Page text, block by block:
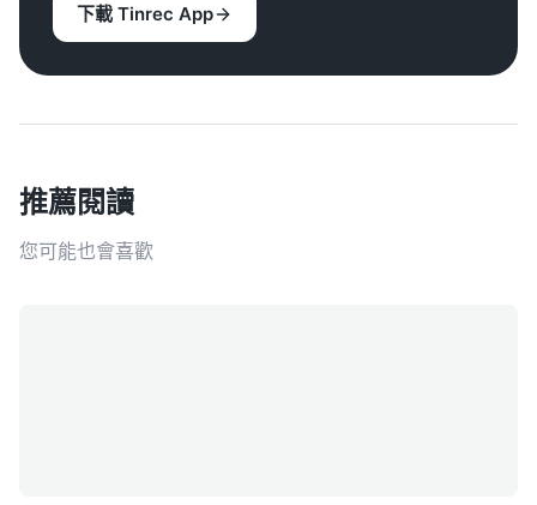
下載 Tinrec App
推薦閱讀
您可能也會喜歡